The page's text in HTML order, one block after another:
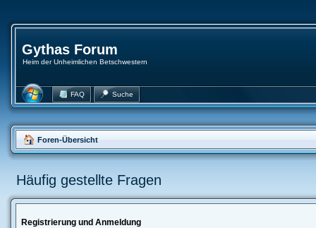
Gythas Forum
Heim der Unheimlichen Betschwestern
FAQ Suche
Foren-Übersicht
Häufig gestellte Fragen
Registrierung und Anmeldung